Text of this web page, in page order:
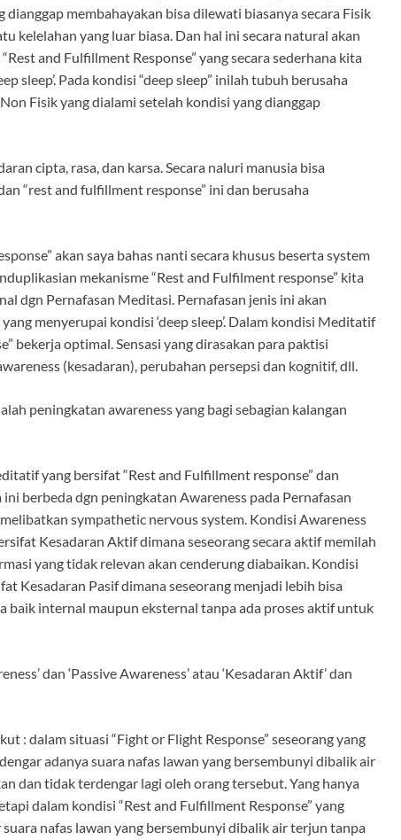
dianggap membahayakan bisa dilewati biasanya secara Fisik
kelelahan yang luar biasa. Dan hal ini secara natural akan
and Fulfillment Response” yang secara sederhana kita
sleep’. Pada kondisi “deep sleep” inilah tubuh berusaha
Fisik yang dialami setelah kondisi yang dianggap
cipta, rasa, dan karsa. Secara naluri manusia bisa
“rest and fulfillment response” ini dan berusaha
akan saya bahas nanti secara khusus beserta system
mekanisme “Rest and Fulfilment response” kita
dgn Pernafasan Meditasi. Pernafasan jenis ini akan
menyerupai kondisi ‘deep sleep’. Dalam kondisi Meditatif
bekerja optimal. Sensasi yang dirasakan para paktisi
(kesadaran), perubahan persepsi dan kognitif, dll.
peningkatan awareness yang bagi sebagian kalangan
yang bersifat “Rest and Fulfillment response” dan
berbeda dgn peningkatan Awareness pada Pernafasan
sympathetic nervous system. Kondisi Awareness
Kesadaran Aktif dimana seseorang secara aktif memilah
yang tidak relevan akan cenderung diabaikan. Kondisi
Kesadaran Pasif dimana seseorang menjadi lebih bisa
baik internal maupun eksternal tanpa ada proses aktif untuk
dan ‘Passive Awareness’ atau ‘Kesadaran Aktif’ dan
: dalam situasi “Fight or Flight Response” seseorang yang
adanya suara nafas lawan yang bersembunyi dibalik air
dan tidak terdengar lagi oleh orang tersebut. Yang hanya
dalam kondisi “Rest and Fulfillment Response” yang
nafas lawan yang bersembunyi dibalik air terjun tanpa